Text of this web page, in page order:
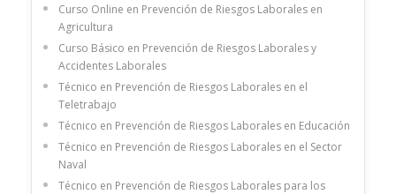
Curso Online en Prevención de Riesgos Laborales en
Agricultura
Curso Básico en Prevención de Riesgos Laborales y
Accidentes Laborales
Técnico en Prevención de Riesgos Laborales en el
Teletrabajo
Técnico en Prevención de Riesgos Laborales en Educación
Técnico en Prevención de Riesgos Laborales en el Sector
Naval
Técnico en Prevención de Riesgos Laborales para los